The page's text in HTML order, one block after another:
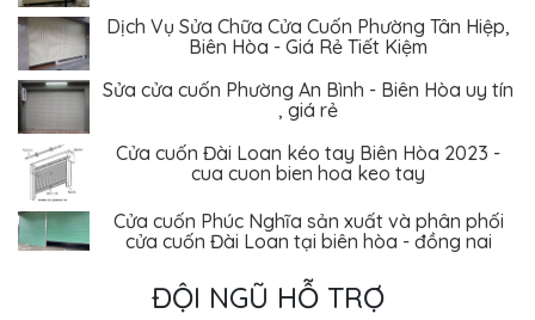
Dịch Vụ Sửa Chữa Cửa Cuốn Phường Tân Hiệp,
Biên Hòa - Giá Rẻ Tiết Kiệm
Sửa cửa cuốn Phường An Bình - Biên Hòa uy tín
, giá rẻ
Cửa cuốn Đài Loan kéo tay Biên Hòa 2023 -
cua cuon bien hoa keo tay
Cửa cuốn Phúc Nghĩa sản xuất và phân phối
cửa cuốn Đài Loan tại biên hòa - đồng nai
ĐỘI NGŨ HỖ TRỢ